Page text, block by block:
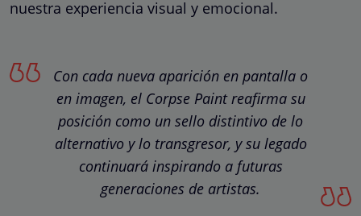
nuestra experiencia visual y emocional.
Con cada nueva aparición en pantalla o
en imagen, el Corpse Paint reafirma su
posición como un sello distintivo de lo
alternativo y lo transgresor, y su legado
continuará inspirando a futuras
generaciones de artistas.